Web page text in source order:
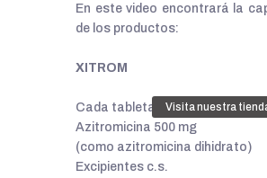
En este video encontrará la
de los productos:
XITROM
Cada tableta recubierta
Azitromicina 500 mg
(como azitromicina dihidrato)
Excipientes c.s.